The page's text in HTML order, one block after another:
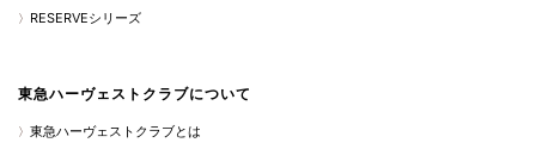
RESERVEシリーズ
東急ハーヴェストクラブについて
東急ハーヴェストクラブとは